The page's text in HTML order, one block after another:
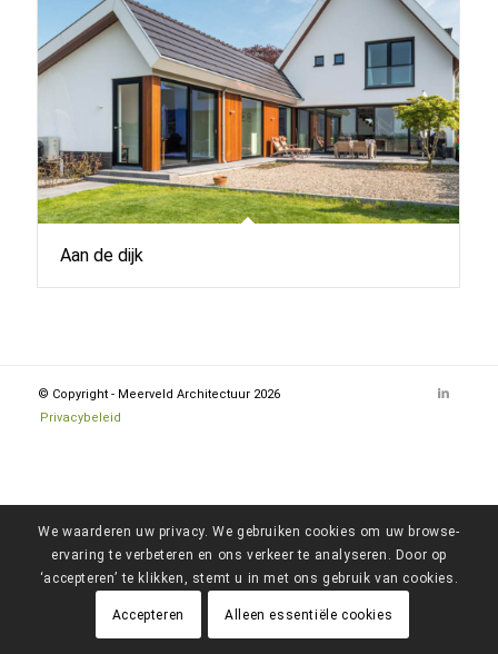
Aan de dijk
© Copyright - Meerveld Architectuur 2026
Privacybeleid
We waarderen uw privacy. We gebruiken cookies om uw browse-
ervaring te verbeteren en ons verkeer te analyseren. Door op
‘accepteren’ te klikken, stemt u in met ons gebruik van cookies.
Accepteren Alleen essentiële cookies